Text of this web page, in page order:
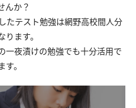
んか？
たテスト勉強は網野高校間人分
ます。
一夜漬けの勉強でも十分活用で
。